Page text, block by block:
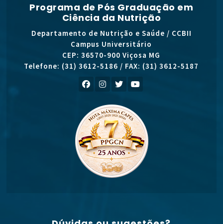
Programa de Pós Graduação em
Ciência da Nutrição
Departamento de Nutrição e Saúde / CCBII
Campus Universitário
CEP: 36570-900 Viçosa MG
Telefone: (31) 3612-5186 / FAX: (31) 3612-5187